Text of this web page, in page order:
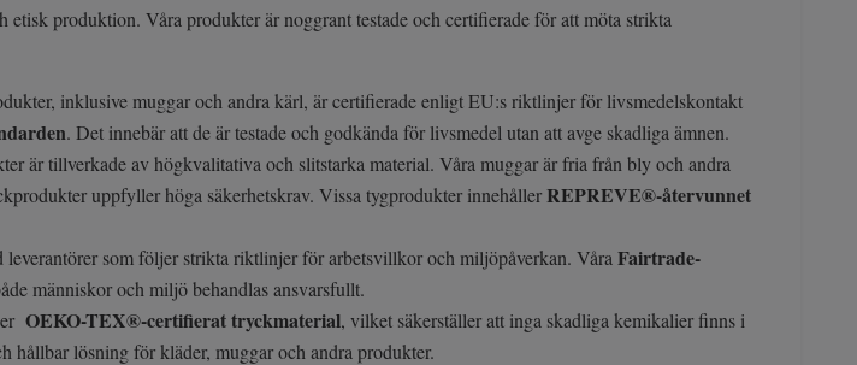
produktion. Våra produkter är noggrant testade och certifierade för att möta strikta
inklusive muggar och andra kärl, är certifierade enligt EU:s riktlinjer för livsmedelskontakt
. Det innebär att de är testade och godkända för livsmedel utan att avge skadliga ämnen.
är tillverkade av högkvalitativa och slitstarka material. Våra muggar är fria från bly och andra
uppfyller höga säkerhetskrav. Vissa tygprodukter innehållerREPREVE®-återvunnet
leverantörer som följer strikta riktlinjer för arbetsvillkor och miljöpåverkan. Våra Fairtrade-
människor och miljö behandlas ansvarsfullt.
OEKO-TEX®-certifierat tryckmaterial, vilket säkerställer att inga skadliga kemikalier finns i
hållbar lösning för kläder, muggar och andra produkter.